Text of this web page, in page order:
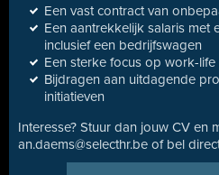
Een vast contract van
Een aantrekkelijk salaris met
inclusief een bedrijfswagen
Een sterke focus op work-life
Bijdragen aan uitdagende
initiatieven
Interesse? Stuur dan jouw CV en
an.daems@selecthr.be of bel